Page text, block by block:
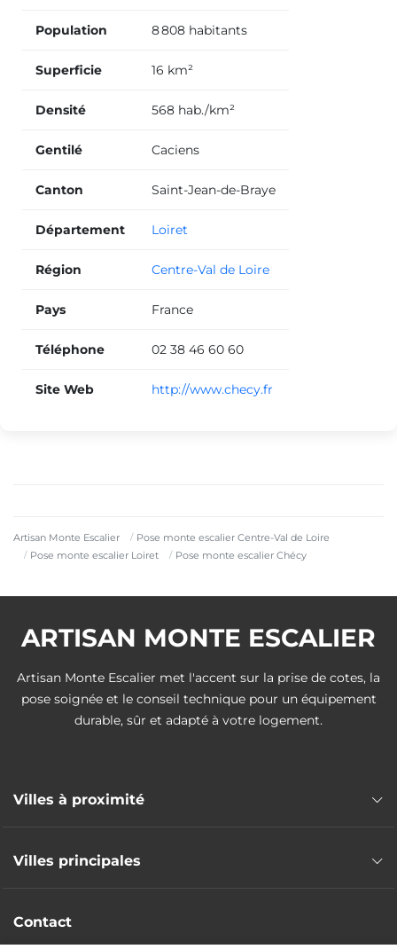
Artisan Monte Escalier
Pose monte escalier Centre-Val de Loire
Pose monte escalier Loiret
Pose monte escalier Chécy
Population 8 808 habitants
Superficie 16 km²
Densité 568 hab./km²
Gentilé Caciens
Canton Saint-Jean-de-Braye
Département Loiret
Région Centre-Val de Loire
Pays France
Téléphone 02 38 46 60 60
Site Web http://www.checy.fr
ARTISAN MONTE ESCALIER
Artisan Monte Escalier met l'accent sur la prise de cotes, la
pose soignée et le conseil technique pour un équipement
durable, sûr et adapté à votre logement.
Villes à proximité
Pose monte escalier Saint-Denis-en-Val
Villes principales
Pose monte escalier Gien
Contact